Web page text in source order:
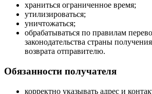
храниться ограниченное время;
утилизироваться;
уничтожаться;
обрабатываться по правилам
законодательства страны
возврата отправителю.
Обязанности получателя
корректно указывать адрес и